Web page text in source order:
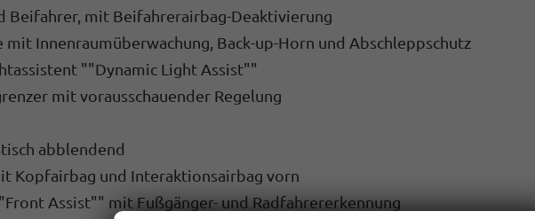
Beifahrer, mit Beifahrerairbag-Deaktivierung
mit Innenraumüberwachung, Back-up-Horn und Abschleppschutz
""Dynamic Light Assist""
mit vorausschauender Regelung
abblendend
Kopfairbag und Interaktionsairbag vorn
Assist"" mit Fußgänger- und Radfahrererkennung